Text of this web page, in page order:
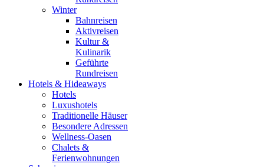
Winter
Bahnreisen
Aktivreisen
Kultur &
Kulinarik
Geführte
Rundreisen
Hotels & Hideaways
Hotels
Luxushotels
Traditionelle Häuser
Besondere Adressen
Wellness-Oasen
Chalets &
Ferienwohnungen